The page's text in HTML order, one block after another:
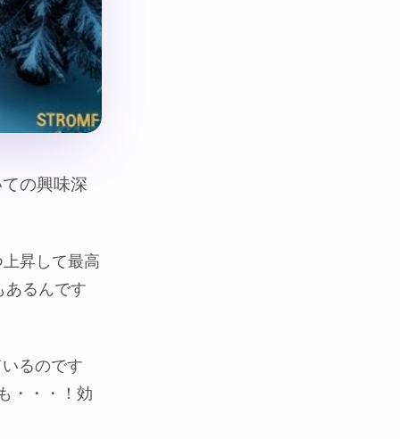
の興味深
昇して最高
あるんです
るのです
・・・！効